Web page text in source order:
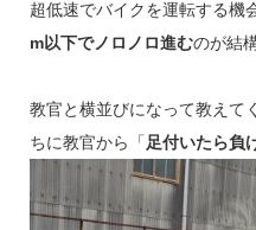
超低速でバイクを運転する機
m以下でノロノロ進むのが結
教官と横並びになって教えて
ちに教官から「 足付いたら負